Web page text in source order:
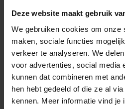
Deze website maakt gebruik
We gebruiken cookies om onze
maken, sociale functies
verkeer te analyseren. We
voor advertenties, social media
kunnen dat combineren met
hen hebt gedeeld of die ze al
kennen. Meer informatie vind je
Ik wil graag de nieuwsbrief
* = verplicht in te vullen